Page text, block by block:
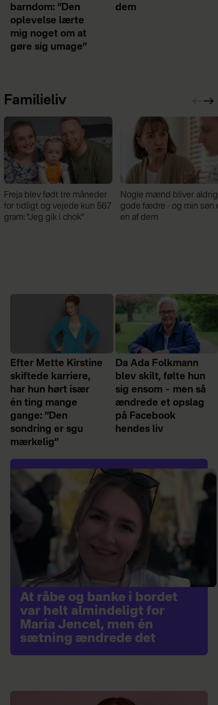
barndom: ”Den
oplevelse lærte
mig noget om at
gøre sig umage”
dem
Familieliv
Nogle mænd bliver aldrig
gode fædre - og min søn er
en af dem
Samira Nawa: ”Det er
fantastisk at have min
familie, men jeg elsker
Efter Mette Kirstine
skiftede karriere,
har hun hørt især
én ting mange
gange: ”Den
sondring er sgu
mærkelig”
Da Ada Folkmann
blev skilt, følte hun
sig ensom – men så
ændrede et opslag
på Facebook
hendes liv
At råbe og banke i bordet
var helt almindeligt for
Maria Jencel, men én
sætning ændrede det